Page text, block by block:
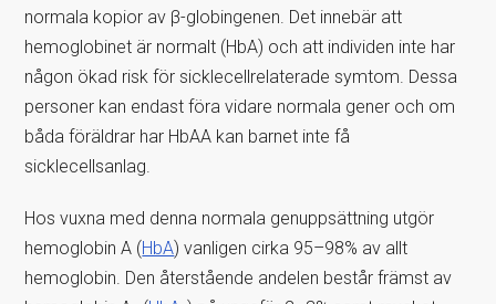
normala kopior av β-globingenen. Det innebär att
hemoglobinet är normalt (HbA) och att individen inte har
någon ökad risk för sicklecellrelaterade symtom. Dessa
personer kan endast föra vidare normala gener och om
båda föräldrar har HbAA kan barnet inte få
sicklecellsanlag.
Hos vuxna med denna normala genuppsättning utgör
hemoglobin A (HbA) vanligen cirka 95–98% av allt
hemoglobin. Den återstående andelen består främst av